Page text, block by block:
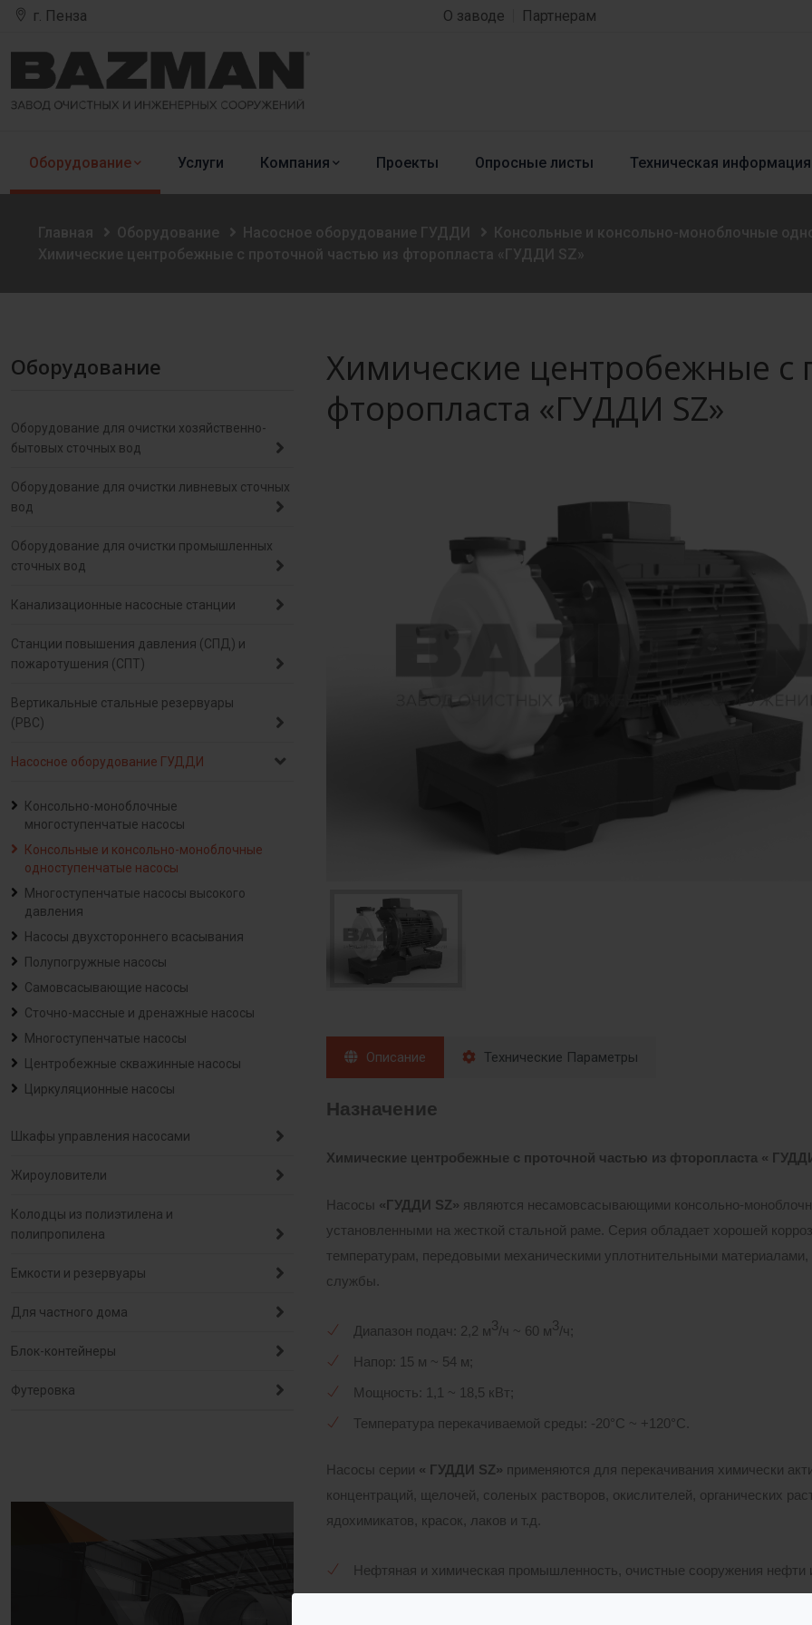
г. Пенза О заводе Партнерам
Оборудование Услуги Компания Проекты Опросные листы Техническая информация
Главная Оборудование Насосное оборудование ГУДДИ
Консольные и консольно-моноблочные
Химические центробежные с проточной частью из фторопласта «ГУДДИ SZ»
Оборудование
Оборудование для очистки хозяйственно-
бытовых сточных вод
Оборудование для очистки ливневых сточных
вод
Оборудование для очистки промышленных
сточных вод
Канализационные насосные станции
Станции повышения давления (СПД) и
пожаротушения (СПТ)
Вертикальные стальные резервуары
(РВС)
Насосное оборудование ГУДДИ
Консольно-моноблочные
многоступенчатые насосы
Консольные и консольно-моноблочные
одноступенчатые насосы
Многоступенчатые насосы высокого
давления
Насосы двухстороннего всасывания
Полупогружные насосы
Самовсасывающие насосы
Сточно-массные и дренажные насосы
Многоступенчатые насосы
Центробежные скважинные насосы
Циркуляционные насосы
Шкафы управления насосами
Жироуловители
Колодцы из полиэтилена и
полипропилена
Емкости и резервуары
Для частного дома
Блок-контейнеры
Футеровка
Химические центробежные с
фторопласта «ГУДДИ SZ»
Описание Технические Параметры
Назначение
Химические центробежные с проточной частью из фторопласта «
Насосы «ГУДДИ SZ» являются несамовсасывающими консольно-
установленными на жесткой стальной раме. Серия обладает хорошей
температурам, передовыми механическими уплотнительными
службы.
Диапазон подач: 2,2 м3/ч ~ 60 м3/ч;
Напор: 15 м ~ 54 м;
Мощность: 1,1 ~ 18,5 кВт;
Температура перекачиваемой среды: -20°С ~ +120°С.
Насосы серии « ГУДДИ SZ» применяются для перекачивания химически
концентраций, щелочей, соленых растворов, окислителей, органических
ядохимикатов, красок, лаков и т.д.
Нефтяная и химическая промышленность, очистные сооружения нефти